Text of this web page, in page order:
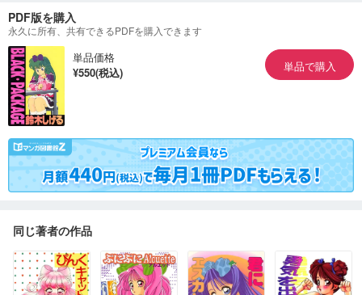
PDF版を購入
永久に所有、共有できるPDFを購入できます
単品価格
¥550(税込)
単品で購入
同じ著者の作品